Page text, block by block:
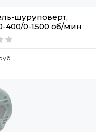
шуруповерт,
400/0-1500 об/мин